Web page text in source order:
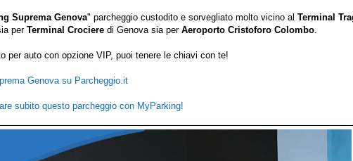
Suprema Genova" parcheggio custodito e sorvegliato molto vicino al Terminal
perTerminal Crociere di Genova sia per Aeroporto Cristoforo Colombo.
per auto con opzione VIP, puoi tenere le chiavi con te!
Genova su Parcheggio.it
subito questo parcheggio con MyParking!